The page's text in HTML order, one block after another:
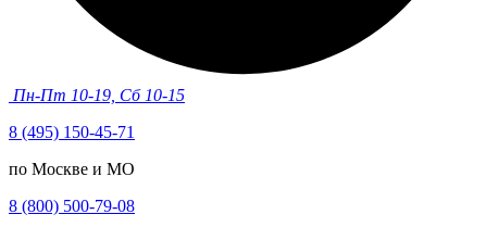
Пн-Пт 10-19, Сб 10-15
8 (495) 150-45-71
по Москве и МО
8 (800) 500-79-08